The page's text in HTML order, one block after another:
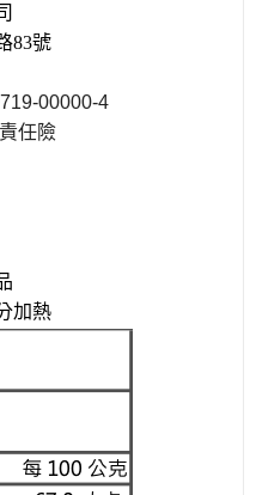
83號
00000-4
任險
加熱